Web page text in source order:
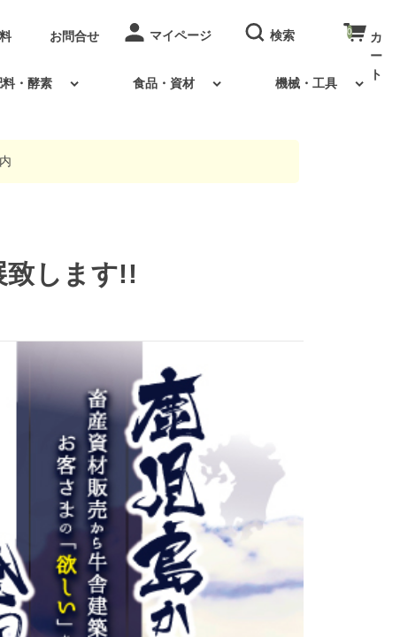
料・酵素 食品・資材 機械・工具
お問合せ 0
致します!!